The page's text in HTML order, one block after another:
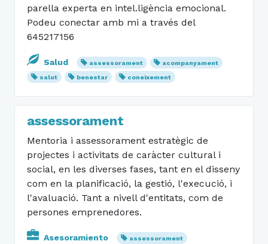
parella experta en intel.ligència emocional.
Podeu conectar amb mi a través del
645217156
Salud assessorament
acompanyament
salut
benestar coneixement
assessorament
Mentoria i assessorament estratègic de
projectes i activitats de caràcter cultural i
social, en les diverses fases, tant en el disseny
com en la planificació, la gestió, l'execució, i
l'avaluació. Tant a nivell d'entitats, com de
persones emprenedores.
Asesoramiento assessorament